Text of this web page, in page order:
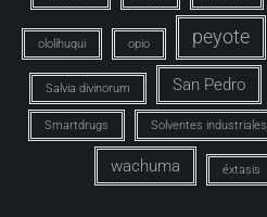
ololihuqui opio peyote
Salvia divinorum San Pedro
Smartdrugs Solventes industriales
wachuma éxtasis